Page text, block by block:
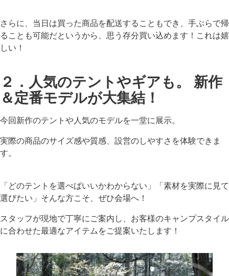
さらに、当日は買った商品を配送することもでき、手ぶらで帰
ることも可能だというから、思う存分買い込めます！これは嬉
しい！
２．人気のテントやギアも。 新作
＆定番モデルが大集結！
今回新作のテントや人気のモデルを一堂に展示。
実際の商品のサイズ感や質感、設営のしやすさを体験できま
す。
「どのテントを選べばいいかわからない」「素材を実際に見て
選びたい」そんな方こそ、ぜひ会場へ！
スタッフが現地で丁寧にご案内し、お客様のキャンプスタイル
に合わせた最適なアイテムをご提案いたします！